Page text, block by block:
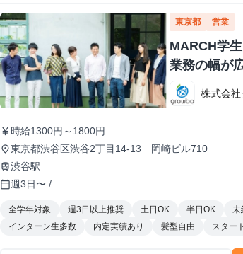
東京都 営業
MARCH学
業務の幅が
株式会
currency_yen時給1300円～1800円
place東京都渋谷区渋谷2丁目14-13 岡崎ビル710
train渋谷駅
calendar_today週3日〜 /
全学年対象 週3日以上推奨 土日OK 半日OK 未
インターン生多数
内定実績あり 髪型自由 スター